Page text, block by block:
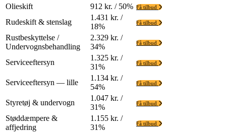
Olieskift 912 kr. / 50% Få tilbud
Rudeskift & stenslag
1.431 kr. /
18%
Få tilbud
Rustbeskyttelse /
Undervognsbehandling
2.329 kr. /
34%
Få tilbud
Serviceeftersyn
1.325 kr. /
31%
Få tilbud
Serviceeftersyn — lille
1.134 kr. /
54%
Få tilbud
Styretøj & undervogn
1.047 kr. /
31%
Få tilbud
Støddæmpere &
affjedring
1.155 kr. /
31%
Få tilbud